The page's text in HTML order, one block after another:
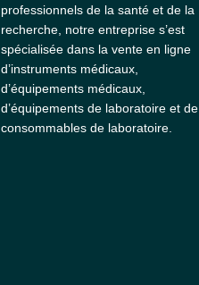
professionnels de la santé et de la
recherche, notre entreprise s’est
spécialisée dans la vente en ligne
d’instruments médicaux,
d’équipements médicaux,
d’équipements de laboratoire et de
consommables de laboratoire.